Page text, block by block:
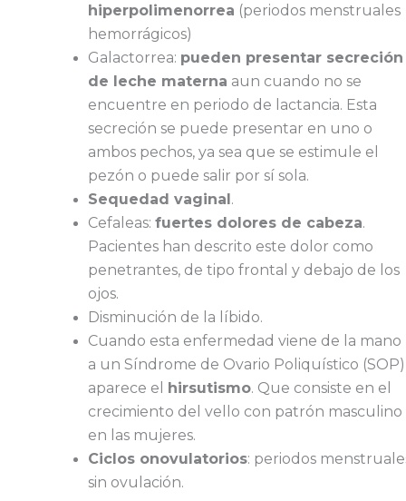
hiperpolimenorrea (periodos menstruales
hemorrágicos)
Galactorrea: pueden presentar secreción
de leche materna aun cuando no se
encuentre en periodo de lactancia. Esta
secreción se puede presentar en uno o
ambos pechos, ya sea que se estimule el
pezón o puede salir por sí sola.
Sequedad vaginal.
Cefaleas: fuertes dolores de cabeza.
Pacientes han descrito este dolor como
penetrantes, de tipo frontal y debajo de los
ojos.
Disminución de la líbido.
Cuando esta enfermedad viene de la mano
a un Síndrome de Ovario Poliquístico (SOP)
aparece el hirsutismo. Que consiste en el
crecimiento del vello con patrón masculino
en las mujeres.
Ciclos onovulatorios: periodos
sin ovulación.